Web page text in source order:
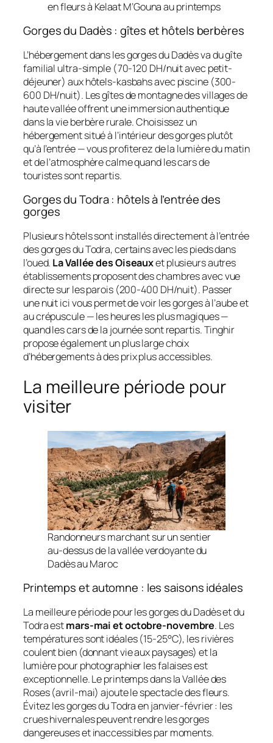
en fleurs à Kelaat M’Gouna au printemps
Gorges du Dadès : gîtes et hôtels berbères
L’hébergement dans les gorges du Dadès va du gîte
familial ultra-simple (70-120 DH/nuit avec petit-
déjeuner) aux hôtels-kasbahs avec piscine (300-
600 DH/nuit). Les gîtes de montagne des villages de
haute vallée offrent une immersion authentique
dans la vie berbère rurale. Choisissez un
hébergement situé à l’intérieur des gorges plutôt
qu’à l’entrée — vous profiterez de la lumière du matin
et de l’atmosphère calme quand les cars de
touristes sont repartis.
Gorges du Todra : hôtels à l’entrée des
gorges
Plusieurs hôtels sont installés directement à l’entrée
des gorges du Todra, certains avec les pieds dans
l’oued. La Vallée des Oiseauxet plusieurs autres
établissements proposent des chambres avec vue
directe sur les parois (200-400 DH/nuit). Passer
une nuit ici vous permet de voir les gorges à l’aube et
au crépuscule — les heures les plus magiques —
quand les cars de la journée sont repartis. Tinghir
propose également un plus large choix
d’hébergements à des prix plus accessibles.
La meilleure période pour
visiter
Randonneurs marchant sur un sentier
au-dessus de la vallée verdoyante du
Dadès au Maroc
Printemps et automne : les saisons idéales
La meilleure période pour les gorges du Dadès et du
Todra estmars-mai et octobre-novembre. Les
températures sont idéales (15-25°C), les rivières
coulent bien (donnant vie aux paysages) et la
lumière pour photographier les falaises est
exceptionnelle. Le printemps dans la Vallée des
Roses (avril-mai) ajoute le spectacle des fleurs.
Évitez les gorges du Todra en janvier-février : les
crues hivernales peuvent rendre les gorges
dangereuses et inaccessibles par moments.